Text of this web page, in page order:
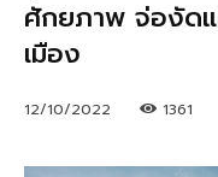
ศักยภาพ จ่องัดแ
เมือง
12/10/2022 1361